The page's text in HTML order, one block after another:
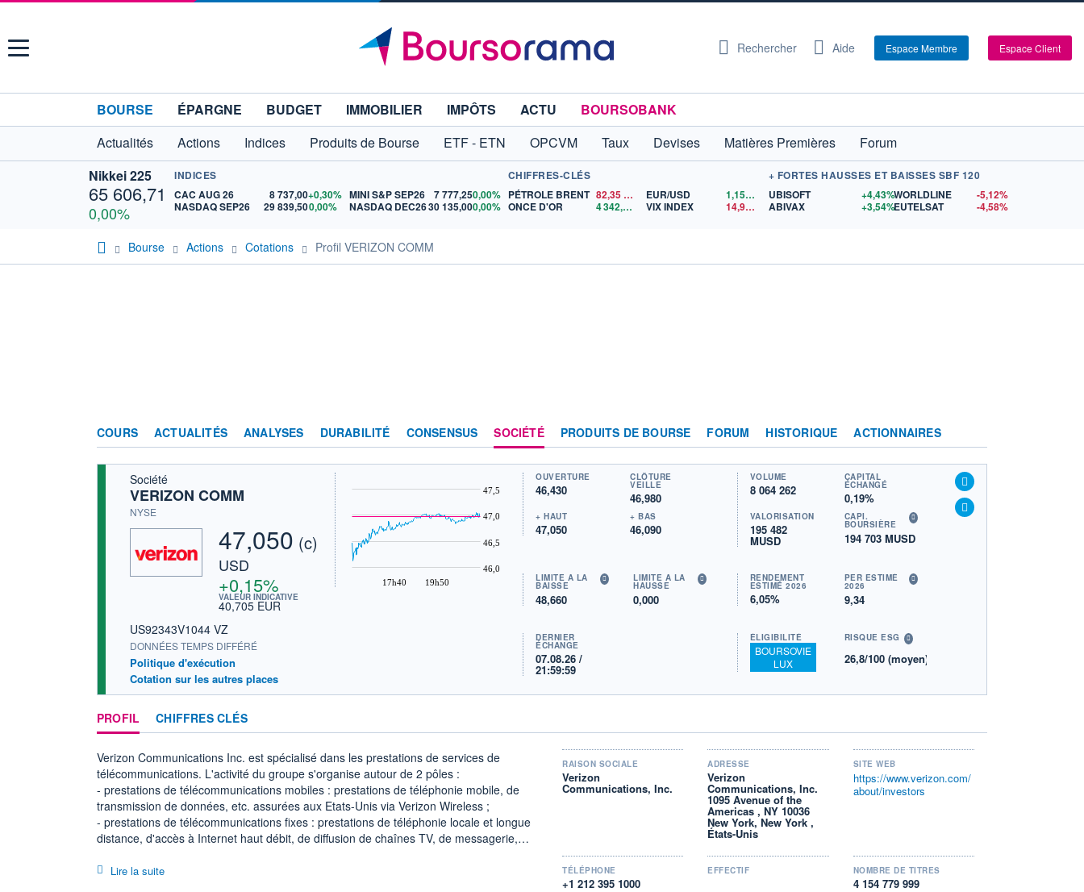
Menu Rechercher Aide Espace Membre Espace Client
BOURSE ÉPARGNE BUDGET IMMOBILIER IMPÔTS ACTU
BOURSOBANK
Actualités
Actions Indices Produits de Bourse ETF - ETN OPCVM Taux Devises Matières Premières
Forum
Nikkei 225
65 606,71
0,00%
INDICES
CAC AUG 26
8 737,00+0,30%
NASDAQ SEP26
29 839,500,00%
MINI S&P SEP26 7 777,250,00%
NASDAQ DEC2630 135,000,00%
CHIFFRES-CLÉS
PÉTROLE BRENT 82,35
ONCE D'OR
4 342,26 $US
EUR/USD 1,1559
$US
VIX INDEX
14,90$US
+ FORTES HAUSSES ET BAISSES SBF 120
UBISOFT
+4,43%
ABIVAX
+3,54%
WORLDLINE
-5,12%
EUTELSAT
-4,58%
Bourse Actions Cotations Profil VERIZON COMM
COURS ACTUALITÉS ANALYSES DURABILITÉ CONSENSUS SOCIÉTÉ PRODUITS DE BOURSE FORUM HISTORIQUE ACTIONNAIRES
Société
VERIZON COMM
NYSE
47,050 (c)
USD
+0,15%
VALEUR INDICATIVE
40,705 EUR
US92343V1044 VZ
DONNÉES TEMPS DIFFÉRÉ
Politique d'exécution
Cotation sur les autres places
17h40 19h50
46,0
46,5
47,0
47,5
OUVERTURE
46,430
CLÔTURE
VEILLE
46,980
+ HAUT
47,050
+ BAS
46,090
VOLUME
8 064 262
CAPITAL
ÉCHANGÉ
0,19%
VALORISATION
195 482
MUSD
CAPI.
BOURSIÈRE
194 703 MUSD
LIMITE À LA
BAISSE
48,660
LIMITE À LA
HAUSSE
0,000
RENDEMENT
ESTIMÉ 2026
6,05%
PER ESTIMÉ
2026
9,34
DERNIER
ÉCHANGE
07.08.26 /
21:59:59
ÉLIGIBILITÉ
BOURSOVIE
LUX
RISQUE ESG
26,8/100 (moyen)
PROFIL CHIFFRES CLÉS
Verizon Communications Inc. est spécialisé dans les prestations de services de
télécommunications. L'activité du groupe s'organise autour de 2 pôles :
- prestations de télécommunications mobiles : prestations de téléphonie mobile, de
transmission de données, etc. assurées aux Etats-Unis via Verizon Wireless ;
- prestations de télécommunications fixes : prestations de téléphonie locale et longue
distance, d'accès à Internet haut débit, de diffusion de chaînes TV, de messagerie,
Le CA par source de revenus se ventile entre ventes de services de
Lire la suite
RAISON SOCIALE
Verizon
Communications, Inc.
ADRESSE
Verizon
Communications, Inc.
1095 Avenue of the
Americas , NY 10036
New York, New York ,
États-Unis
SITE WEB
https://www.verizon.com/
about/investors
TÉLÉPHONE
+1 212 395 1000
EFFECTIF NOMBRE DE TITRES
4 154 779 999